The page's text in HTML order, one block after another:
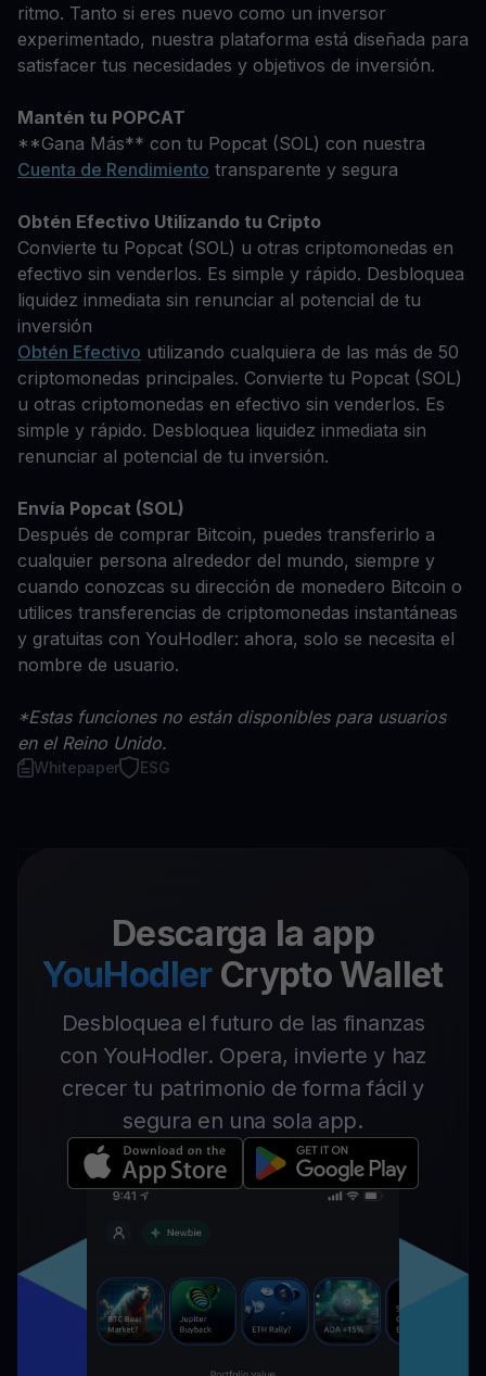
ritmo. Tanto si eres nuevo como un inversor
experimentado, nuestra plataforma está diseñada para
satisfacer tus necesidades y objetivos de inversión.
Mantén tu POPCAT
**Gana Más** con tu Popcat (SOL) con nuestra
Cuenta de Rendimiento transparente y segura
Obtén Efectivo Utilizando tu Cripto
Convierte tu Popcat (SOL) u otras criptomonedas en
efectivo sin venderlos. Es simple y rápido. Desbloquea
liquidez inmediata sin renunciar al potencial de tu
inversión
Obtén Efectivo utilizando cualquiera de las más de 50
criptomonedas principales. Convierte tu Popcat (SOL)
u otras criptomonedas en efectivo sin venderlos. Es
simple y rápido. Desbloquea liquidez inmediata sin
renunciar al potencial de tu inversión.
Envía Popcat (SOL)
Después de comprar Bitcoin, puedes transferirlo a
cualquier persona alrededor del mundo, siempre y
cuando conozcas su dirección de monedero Bitcoin o
utilices transferencias de criptomonedas instantáneas
y gratuitas con YouHodler: ahora, solo se necesita el
nombre de usuario.
*Estas funciones no están disponibles para usuarios
en el Reino Unido.
Whitepaper ESG
Descarga la app
YouHodler Crypto Wallet
Desbloquea el futuro de las finanzas
con YouHodler. Opera, invierte y haz
crecer tu patrimonio de forma fácil y
segura en una sola app.